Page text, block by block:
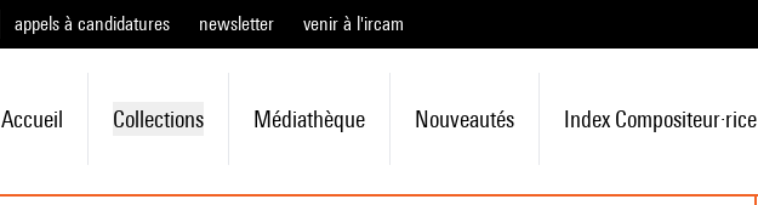
appels à candidatures newsletter venir à l'ircam
Accueil Collections Médiathèque Nouveautés Index Compositeur·rice